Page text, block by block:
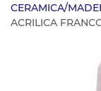
CERAMICA/
ACRILICA